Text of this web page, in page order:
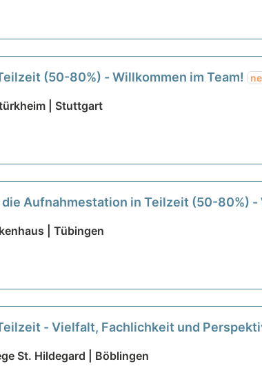
(50-80%) - Willkommen im Team!
| Stuttgart
Aufnahmestation in Teilzeit (50-80%) -
| Tübingen
- Vielfalt, Fachlichkeit und
St. Hildegard | Böblingen